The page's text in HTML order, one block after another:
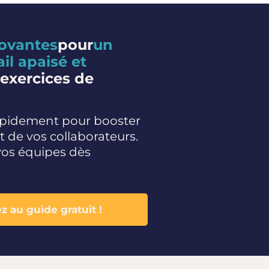
pourun
apaisé et
de
pour booster
de vos collaborateurs.
équipes dès
au guide gratuit !